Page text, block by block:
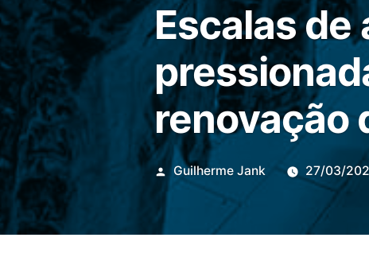
Escalas de
renovação
Publicado
Guilherme Jank 27/03/